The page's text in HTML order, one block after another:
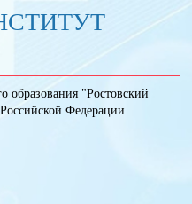
образования "Ростовский
Федерации